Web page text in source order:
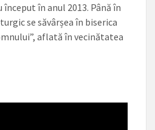
început în anul 2013. Până în
se săvârșea în biserica
aflată în vecinătatea